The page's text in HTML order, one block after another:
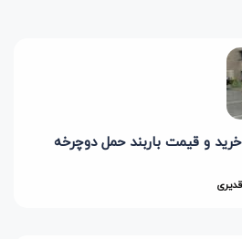
خرید و قیمت باربند حمل دوچرخه